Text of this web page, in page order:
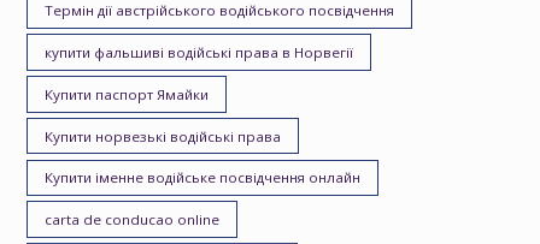
Термін дії австрійського водійського посвідчення
купити фальшиві водійські права в Норвегії
Купити паспорт Ямайки
Купити норвезькі водійські права
Купити іменне водійське посвідчення онлайн
carta de conducao online